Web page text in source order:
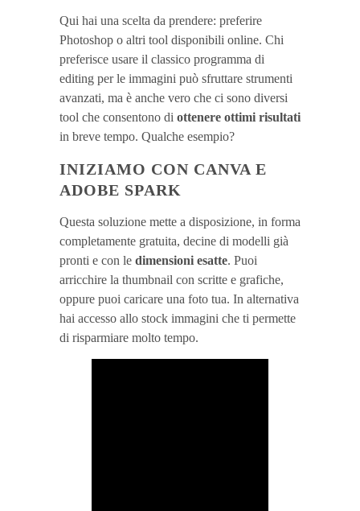
Qui hai una scelta da prendere: preferire
Photoshop o altri tool disponibili online. Chi
preferisce usare il classico programma di
editing per le immagini può sfruttare strumenti
avanzati, ma è anche vero che ci sono diversi
tool che consentono di ottenere ottimi risultati
in breve tempo. Qualche esempio?
INIZIAMO CON CANVA E
ADOBE SPARK
Questa soluzione mette a disposizione, in forma
completamente gratuita, decine di modelli già
pronti e con le dimensioni esatte. Puoi
arricchire la thumbnail con scritte e grafiche,
oppure puoi caricare una foto tua. In alternativa
hai accesso allo stock immagini che ti permette
di risparmiare molto tempo.